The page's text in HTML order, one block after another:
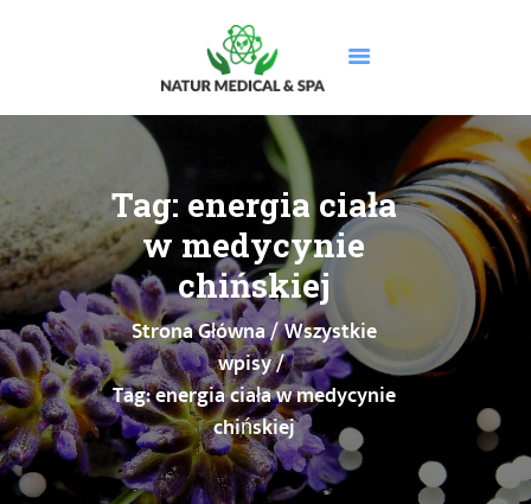
Tag: energia ciała
w medycynie
chińskiej
Strona Główna Wszystkie
wpisy
Tag: energia ciała w medycynie
chińskiej
STRONA GŁÓWNA
O NAS
USŁUGI
MASAŻE
CENNIK
PROMOCJE
DOLEGLIWOŚCI
GALERIA
BLOG
KONTAKT